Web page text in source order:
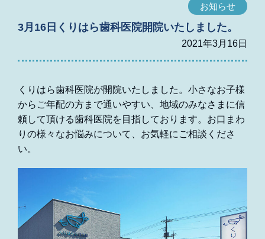
お知らせ
3月16日くりはら歯科医院開院いたしました。
2021年3月16日
くりはら歯科医院が開院いたしました。小さなお子様
からご年配の方まで通いやすい、地域のみなさまに信
頼して頂ける歯科医院を目指しております。お口まわ
りの様々なお悩みについて、お気軽にご相談くださ
い。